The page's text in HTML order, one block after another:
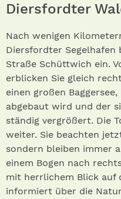
Diersfordter
Nach wenigen
Diersfordter Segelhafen
Straße Schüttwich ein.
erblicken Sie gleich
einen großen
abgebaut wird und der
ständig vergrößert. Die
weiter. Sie beachten
sondern bleiben immer
einem Bogen nach
mit herrlichem Blick auf
informiert über die